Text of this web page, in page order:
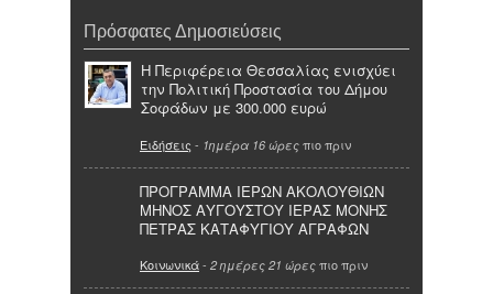
Πρόσφατες Δημοσιεύσεις
Η Περιφέρεια Θεσσαλίας ενισχύει
την Πολιτική Προστασία του Δήμου
Σοφάδων με 300.000 ευρώ
Ειδήσεις - 1ημέρα 16 ώρες πιο πριν
ΠΡΟΓΡΑΜΜΑ ΙΕΡΩΝ ΑΚΟΛΟΥΘΙΩΝ
ΜΗΝΟΣ ΑΥΓΟΥΣΤΟΥ ΙΕΡΑΣ ΜΟΝΗΣ
ΠΕΤΡΑΣ ΚΑΤΑΦΥΓΙΟΥ ΑΓΡΑΦΩΝ
Κοινωνικά- 2 ημέρες 21 ώρες πιο πριν